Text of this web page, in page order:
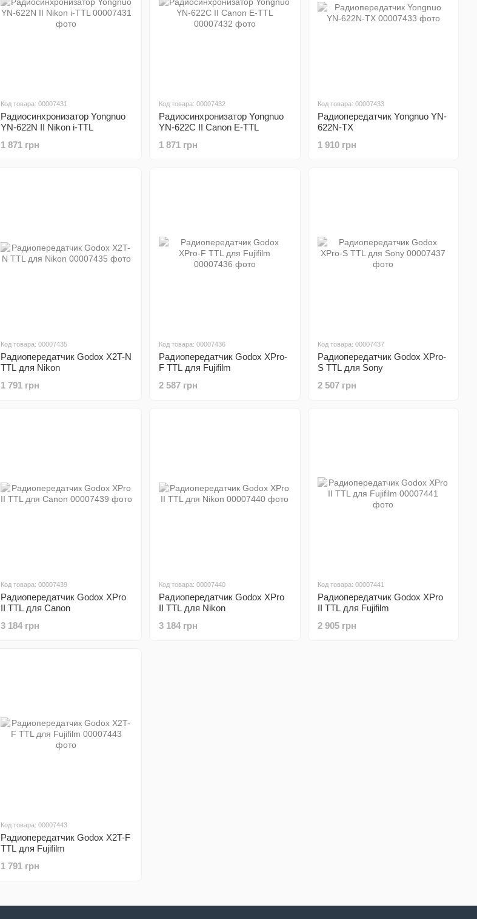
Код товара: 00007431
Радиосинхронизатор Yongnuo
YN-622N II Nikon i-TTL
1 871 грн
Код товара: 00007432
Радиосинхронизатор Yongnuo
YN-622C II Canon E-TTL
1 871 грн
Код товара: 00007433
Радиопередатчик Yongnuo YN-
622N-TX
1 910 грн
Код товара: 00007435
Радиопередатчик Godox X2T-N
TTL для Nikon
1 791 грн
Код товара: 00007436
Радиопередатчик Godox XPro-
F TTL для Fujifilm
2 587 грн
Код товара: 00007437
Радиопередатчик Godox XPro-
S TTL для Sony
2 507 грн
Код товара: 00007439
Радиопередатчик Godox XPro
II TTL для Canon
3 184 грн
Код товара: 00007440
Радиопередатчик Godox XPro
II TTL для Nikon
3 184 грн
Код товара: 00007441
Радиопередатчик Godox XPro
II TTL для Fujifilm
2 905 грн
Код товара: 00007443
Радиопередатчик Godox X2T-F
TTL для Fujifilm
1 791 грн